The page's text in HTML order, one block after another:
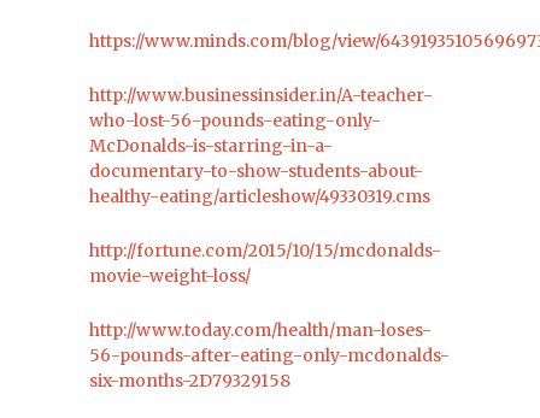
https://www.minds.com/blog/view/
http://www.businessinsider.in/A-teacher-
who-lost-56-pounds-eating-only-
McDonalds-is-starring-in-a-
documentary-to-show-students-about-
healthy-eating/articleshow/49330319.cms
http://fortune.com/2015/10/15/mcdonalds-
movie-weight-loss/
http://www.today.com/health/man-loses-
56-pounds-after-eating-only-mcdonalds-
six-months-2D79329158